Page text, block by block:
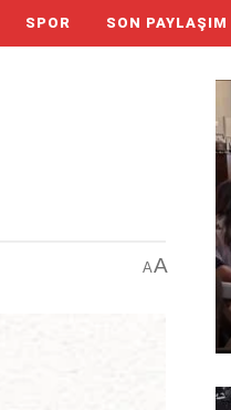
SPOR SON PAYLAŞIM
AA